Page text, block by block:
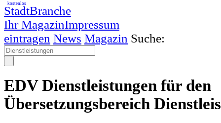
StadtBranche
Ihr MagazinImpressum
kostenlos
eintragen News Magazin Suche:
EDV Dienstleistungen für den
Übersetzungsbereich